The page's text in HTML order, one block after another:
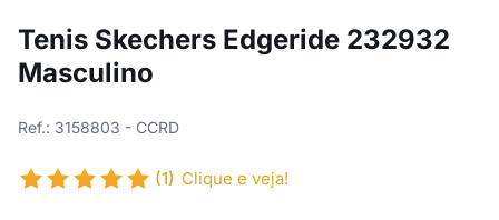
Tenis Skechers Edgeride 232932
Masculino
Ref.: 3158803 - CCRD
(1) Clique e veja!